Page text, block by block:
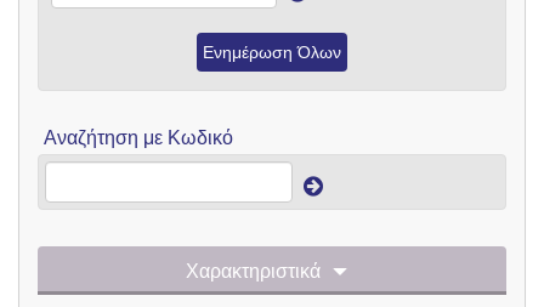
Ενημέρωση Όλων
Αναζήτηση με Κωδικό
Χαρακτηριστικά